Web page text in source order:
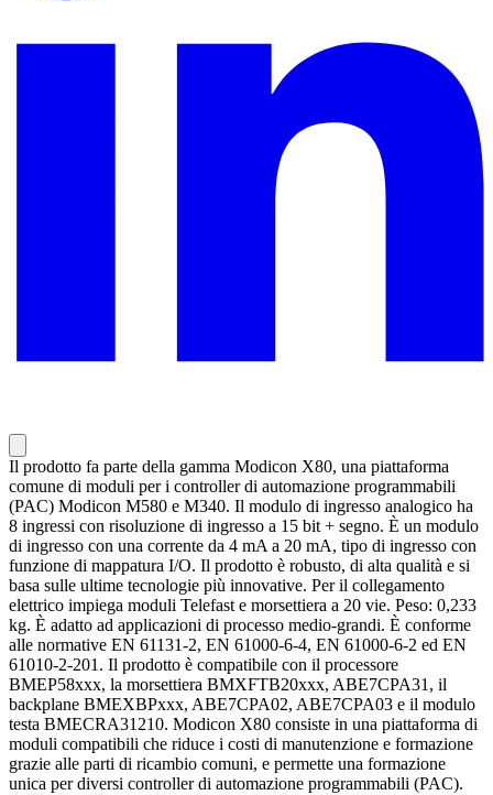
Il prodotto fa parte della gamma Modicon X80, una piattaforma
comune di moduli per i controller di automazione programmabili
(PAC) Modicon M580 e M340. Il modulo di ingresso analogico ha
8 ingressi con risoluzione di ingresso a 15 bit + segno. È un modulo
di ingresso con una corrente da 4 mA a 20 mA, tipo di ingresso con
funzione di mappatura I/O. Il prodotto è robusto, di alta qualità e si
basa sulle ultime tecnologie più innovative. Per il collegamento
elettrico impiega moduli Telefast e morsettiera a 20 vie. Peso: 0,233
kg. È adatto ad applicazioni di processo medio-grandi. È conforme
alle normative EN 61131-2, EN 61000-6-4, EN 61000-6-2 ed EN
61010-2-201. Il prodotto è compatibile con il processore
BMEP58xxx, la morsettiera BMXFTB20xxx, ABE7CPA31, il
backplane BMEXBPxxx, ABE7CPA02, ABE7CPA03 e il modulo
testa BMECRA31210. Modicon X80 consiste in una piattaforma di
moduli compatibili che riduce i costi di manutenzione e formazione
grazie alle parti di ricambio comuni, e permette una formazione
unica per diversi controller di automazione programmabili (PAC).